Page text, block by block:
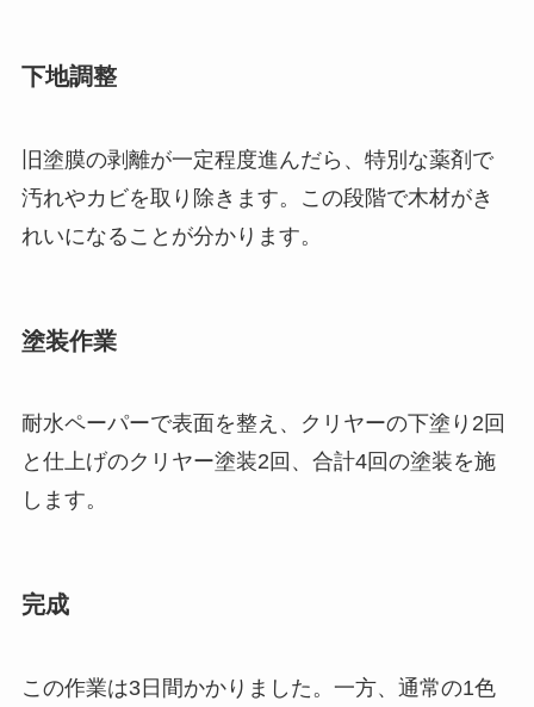
下地調整
旧塗膜の剥離が一定程度進んだら、特別な薬剤で
汚れやカビを取り除きます。この段階で木材がき
れいになることが分かります。
塗装作業
耐水ペーパーで表面を整え、クリヤーの下塗り2回
と仕上げのクリヤー塗装2回、合計4回の塗装を施
します。
完成
この作業は3日間かかりました。一方、通常の1色